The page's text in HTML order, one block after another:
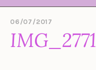
06/07/2017
IMG_2771